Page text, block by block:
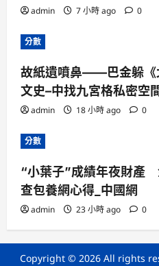
admin 7 小時 ago 0
分數
故紙遺噴鼻——巴金躲《
文史–中找九宮格私密空
admin 18 小時 ago 0
分數
“小葉子”成績年夜財產
查包養網心得_中國網
admin 23 小時 ago 0
Copyright © 2026 All rights